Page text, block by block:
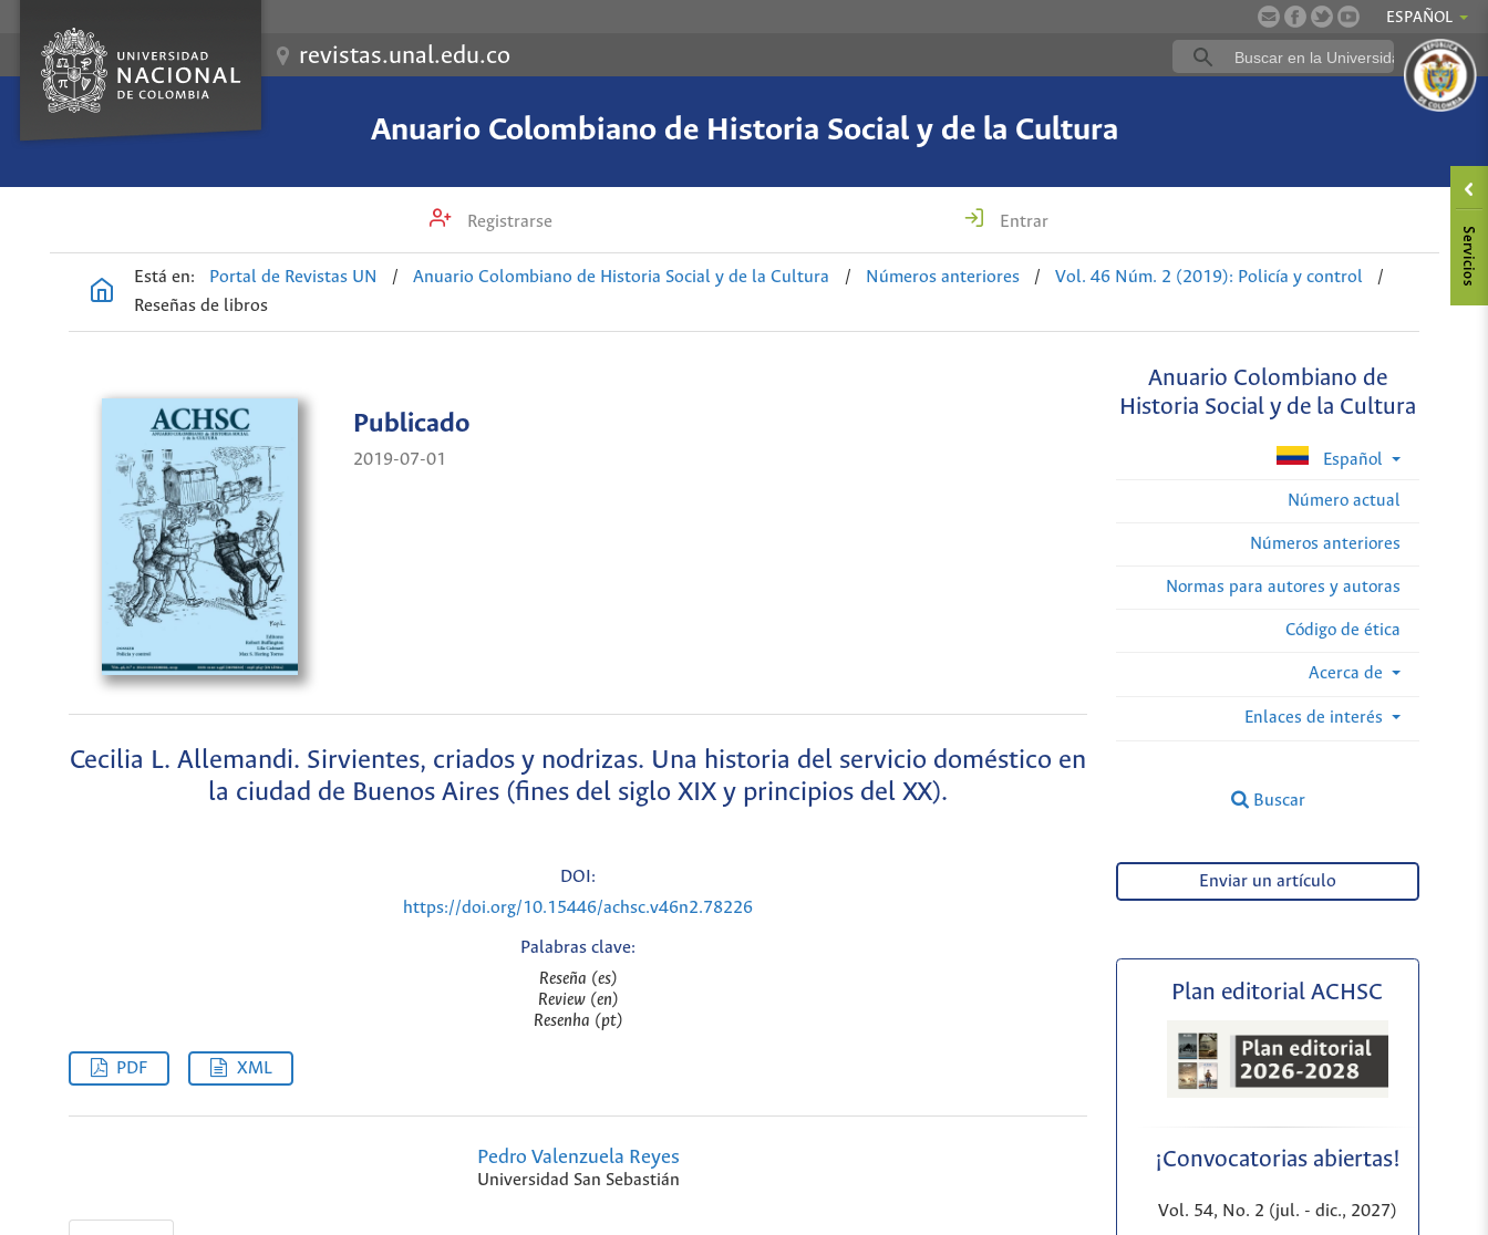
ESPAÑOL
revistas.unal.edu.co
Anuario Colombiano de Historia Social y de la Cultura
Registrarse Entrar
Está en: Portal de Revistas UN / Anuario Colombiano de Historia Social y de la Cultura / Números anteriores / Vol. 46 Núm. 2 (2019): Policía y control
/
Reseñas de libros
Anuario Colombiano de
Historia Social y de la Cultura
Español
Número actual
Números anteriores
Normas para autores y autoras
Código de ética
Acerca de
Enlaces de interés
Buscar
Publicado
2019-07-01
Cecilia L. Allemandi. Sirvientes, criados y nodrizas. Una historia del servicio doméstico en
la ciudad de Buenos Aires (fines del siglo XIX y principios del XX).
DOI:
https://doi.org/10.15446/achsc.v46n2.78226
Palabras clave:
Reseña (es)
Review (en)
Resenha (pt)
PDF XML
Pedro Valenzuela Reyes
Universidad San Sebastián
Enviar un artículo
Plan editorial ACHSC
¡Convocatorias abiertas!
Vol. 54, No. 2 (jul. - dic., 2027)